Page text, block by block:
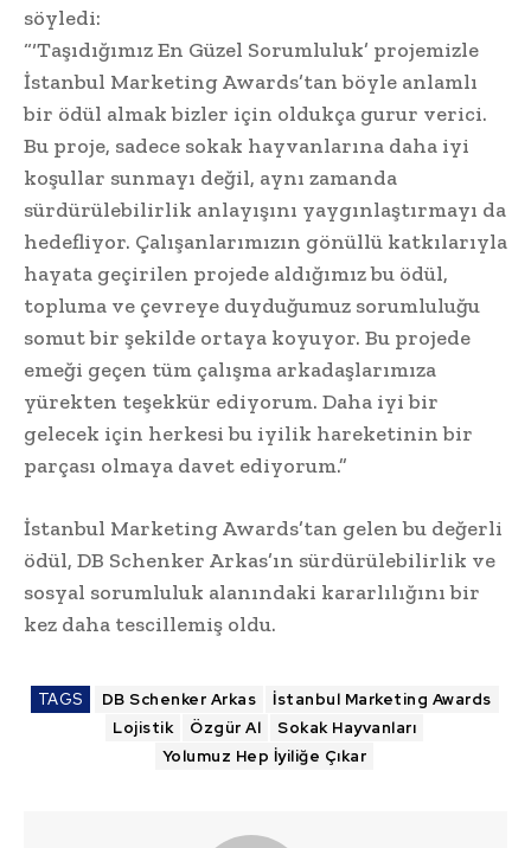
söyledi:
“‘Taşıdığımız En Güzel Sorumluluk’ projemizle
İstanbul Marketing Awards’tan böyle anlamlı
bir ödül almak bizler için oldukça gurur verici.
Bu proje, sadece sokak hayvanlarına daha iyi
koşullar sunmayı değil, aynı zamanda
sürdürülebilirlik anlayışını yaygınlaştırmayı da
hedefliyor. Çalışanlarımızın gönüllü katkılarıyla
hayata geçirilen projede aldığımız bu ödül,
topluma ve çevreye duyduğumuz sorumluluğu
somut bir şekilde ortaya koyuyor. Bu projede
emeği geçen tüm çalışma arkadaşlarımıza
yürekten teşekkür ediyorum. Daha iyi bir
gelecek için herkesi bu iyilik hareketinin bir
parçası olmaya davet ediyorum.”
İstanbul Marketing Awards’tan gelen bu değerli
ödül, DB Schenker Arkas’ın sürdürülebilirlik ve
sosyal sorumluluk alanındaki kararlılığını bir
kez daha tescillemiş oldu.
TAGS DB Schenker Arkas
İstanbul Marketing Awards
Lojistik
Özgür Al
Sokak Hayvanları
Yolumuz Hep İyiliğe Çıkar